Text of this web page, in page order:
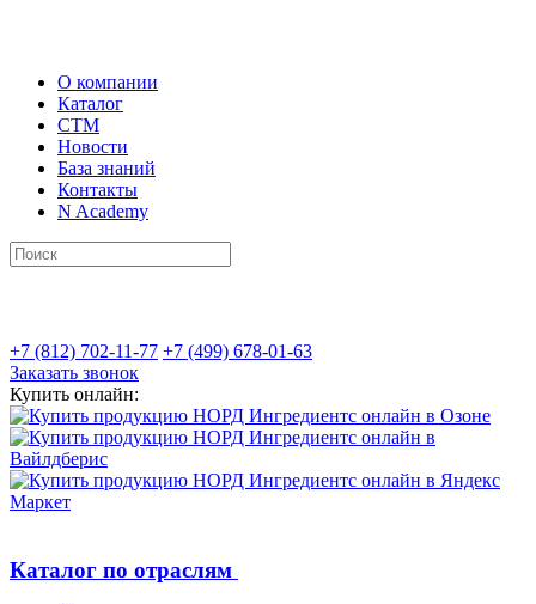
О компании
Каталог
СТМ
Новости
База знаний
Контакты
N Academy
+7 (812) 702-11-77 +7 (499) 678-01-63
Заказать звонок
Купить онлайн:
Каталог по отраслям